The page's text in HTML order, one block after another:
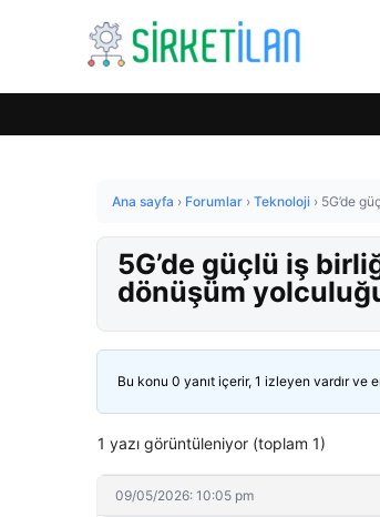
Ana sayfa › Forumlar › Teknoloji › 5G’de
5G’de güçlü iş
dönüşüm
Bu konu 0 yanıt içerir, 1 izleyen vardır ve
1 yazı görüntüleniyor (toplam 1)
09/05/2026: 10:05 pm